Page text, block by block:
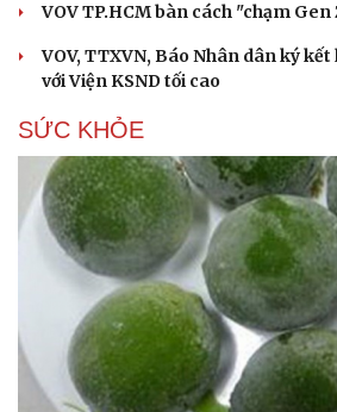
VOV TP.HCM bàn cách "chạm
VOV, TTXVN, Báo Nhân dân ký
với Viện KSND tối cao
SỨC KHỎE